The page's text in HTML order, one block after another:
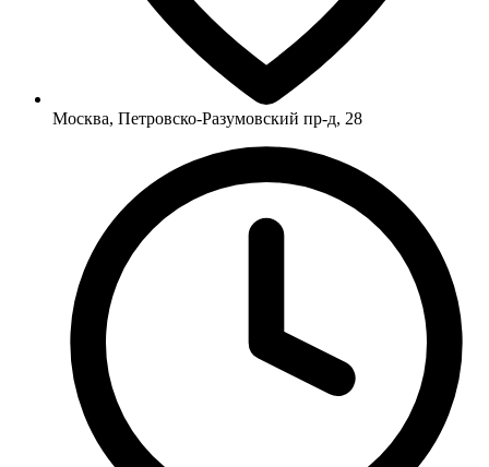
Москва, Петровско-Разумовский пр-д, 28